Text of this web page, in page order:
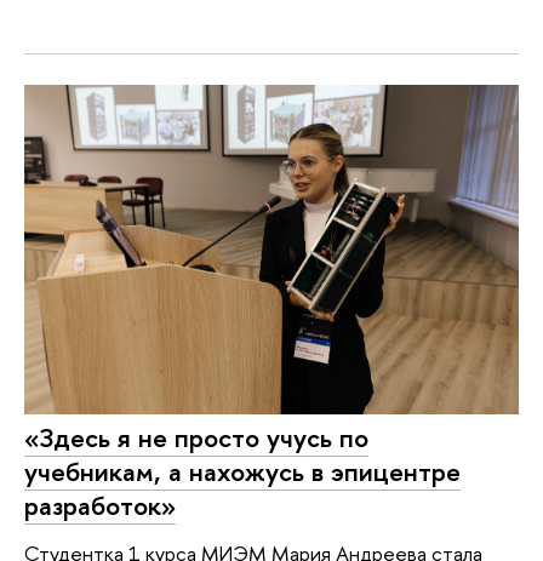
«Здесь я не просто учусь по
учебникам, а нахожусь в эпицентре
разработок»
Студентка 1 курса МИЭМ Мария Андреева стала